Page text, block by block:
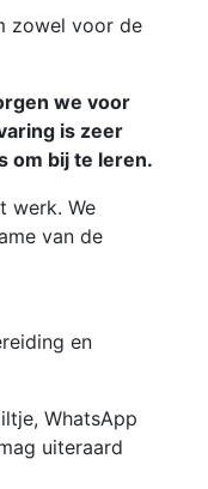
zowel voor de
we voor
is zeer
om bij te leren.
werk. We
van de
en
WhatsApp
uiteraard